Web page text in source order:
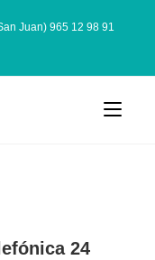
Juan) 965 12 98 91
24